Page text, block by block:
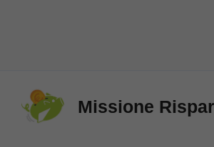
Missione